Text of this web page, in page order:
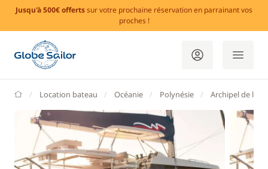
Jusqu'à 500€ offertssur votre prochaine réservation en parrainant vos
proches !
GlobeSailor
Location bateau Océanie Polynésie Archipel de la